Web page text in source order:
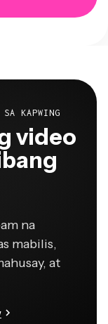
SA KAPWING
video
na
mabilis,
at